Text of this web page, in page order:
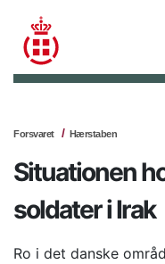
Forsvaret Hærstaben
Situationen
soldater i Irak
Ro i det danske